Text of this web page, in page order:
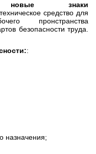
новые знаки
средство для
пронстранства
безопасности труда.
:
назначения;